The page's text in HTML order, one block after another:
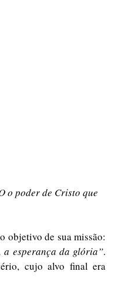
o poder de Cristo que
objetivo de sua missão:
a esperança da glória”.
cujo alvo final era